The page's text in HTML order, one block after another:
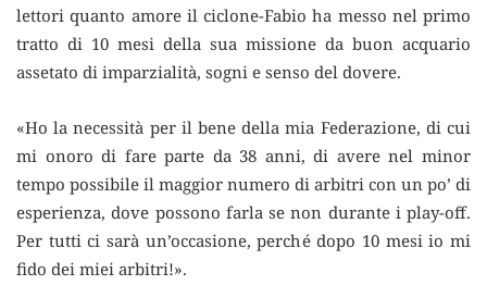
lettori quanto amore il ciclone-Fabio ha messo nel primo
tratto di 10 mesi della sua missione da buon acquario
assetato di imparzialità, sogni e senso del dovere.
«Ho la necessità per il bene della mia Federazione, di cui
mi onoro di fare parte da 38 anni, di avere nel minor
tempo possibile il maggior numero di arbitri con un po’ di
esperienza, dove possono farla se non durante i play-off.
Per tutti ci sarà un’occasione, perché dopo 10 mesi io mi
fido dei miei arbitri!».